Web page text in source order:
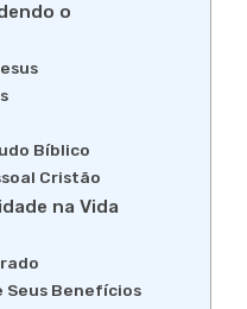
o
Bíblico
Cristão
na Vida
Seus Benefícios